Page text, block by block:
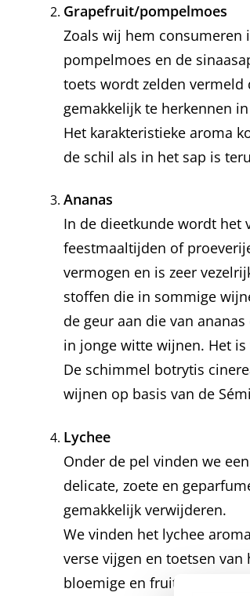
Grapefruit/pompelmoes
Zoals wij hem consumeren
pompelmoes en de
toets wordt zelden vermeld
gemakkelijk te herkennen
Het karakteristieke aroma
de schil als in het sap is
Ananas
In de dieetkunde wordt het
feestmaaltijden of
vermogen en is zeer
stoffen die in sommige
de geur aan die van
in jonge witte wijnen. Het
De schimmel botrytis
wijnen op basis van de
Lychee
Onder de pel vinden we
delicate, zoete en
gemakkelijk verwijderen.
We vinden het lychee
verse vijgen en toetsen
bloemige en fruitige